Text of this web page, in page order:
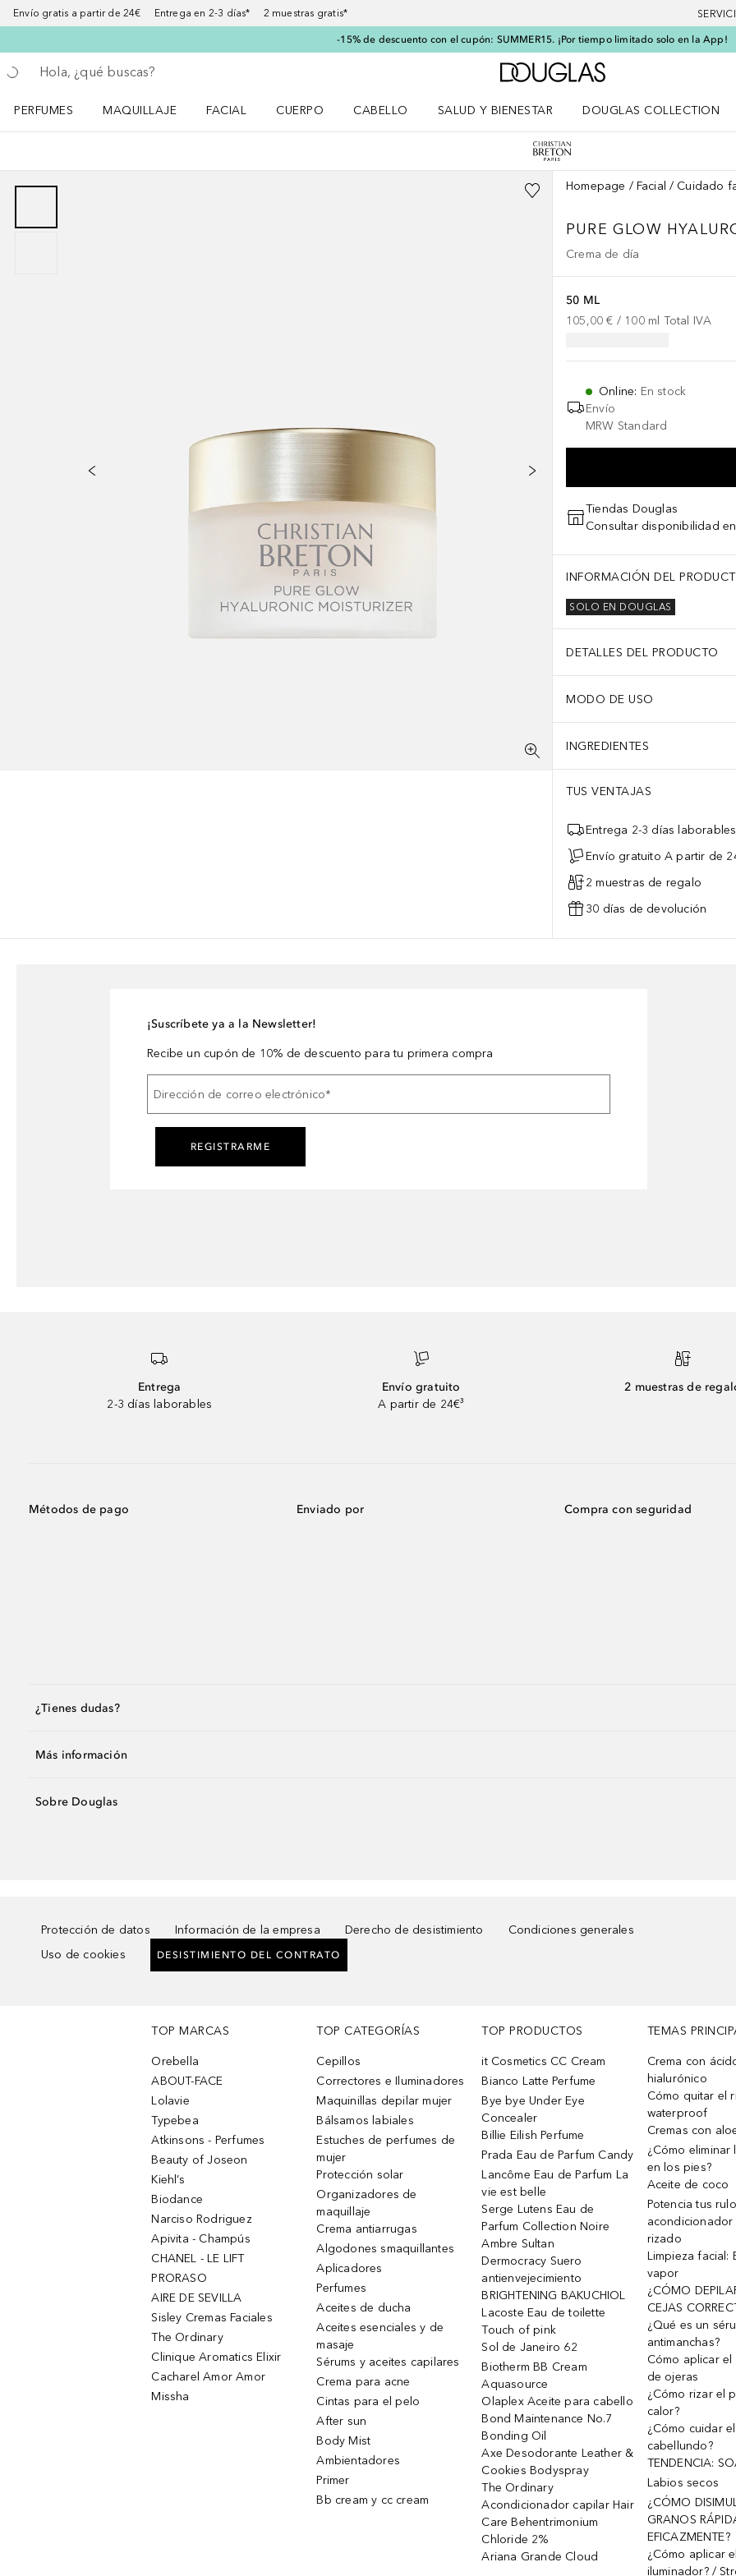
Envío gratis a partir de 24€ Entrega en 2-3 días* 2 muestras gratis*
-15% de descuento con el cupón: SUMMER15. ¡Por tiempo limitado solo en la App!
Regresar
Ejecutar búsqueda
A Douglas Home
PERFUMES
MAQUILLAJE
FACIAL
CUERPO
CABELLO
SALUD Y BIENESTAR
DOUGLAS COLLECTION
Homepage Facial Cuidado
PURE GLOW
Crema de día
50 ML
105,00 € / 100 ml Total IVA
Online: En stock
Envío
MRW Standard
Tiendas Douglas
Consultar disponibilidad
INFORMACIÓN DEL
SOLO EN DOUGLAS
DETALLES DEL PRODUCTO
MODO DE USO
INGREDIENTES
TUS VENTAJAS
Entrega 2-3 días laborables
Envío gratuito A partir de
2 muestras de regalo
30 días de devolución
¡Suscríbete ya a la Newsletter!
Recibe un cupón de 10% de descuento para tu primera compra
Dirección de correo electrónico*
REGISTRARME
Entrega
2-3 días laborables
Envío gratuito
A partir de 24€³
2 muestras de
Métodos de pago Enviado por Compra con seguridad
¿Tienes dudas?
Más información
Sobre Douglas
Protección de datos Información de la empresa Derecho de desistimiento
Condiciones generales
Uso de cookies
DESISTIMIENTO DEL CONTRATO
TOP MARCAS
Orebella
ABOUT-FACE
Lolavie
Typebea
Atkinsons - Perfumes
Beauty of Joseon
Kiehl’s
Biodance
Narciso Rodriguez
Apivita - Champús
CHANEL - LE LIFT
PRORASO
AIRE DE SEVILLA
Sisley Cremas Faciales
The Ordinary
Clinique Aromatics Elixir
Cacharel Amor Amor
Missha
TOP CATEGORÍAS
Cepillos
Correctores e Iluminadores
Maquinillas depilar mujer
Bálsamos labiales
Estuches de perfumes de
mujer
Protección solar
Organizadores de
maquillaje
Crema antiarrugas
Algodones smaquillantes
Aplicadores
Perfumes
Aceites de ducha
Aceites esenciales y de
masaje
Sérums y aceites capilares
Crema para acne
Cintas para el pelo
After sun
Body Mist
Ambientadores
Primer
Bb cream y cc cream
TOP PRODUCTOS
it Cosmetics CC Cream
Bianco Latte Perfume
Bye bye Under Eye
Concealer
Billie Eilish Perfume
Prada Eau de Parfum Candy
Lancôme Eau de Parfum La
vie est belle
Serge Lutens Eau de
Parfum Collection Noire
Ambre Sultan
Dermocracy Suero
antienvejecimiento
BRIGHTENING BAKUCHIOL
Lacoste Eau de toilette
Touch of pink
Sol de Janeiro 62
Biotherm BB Cream
Aquasource
Olaplex Aceite para cabello
Bond Maintenance No.7
Bonding Oil
Axe Desodorante Leather &
Cookies Bodyspray
The Ordinary
Acondicionador capilar Hair
Care Behentrimonium
Chloride 2%
Ariana Grande Cloud
TEMAS
Crema con
hialurónico
Cómo quitar el
waterproof
Cremas con
¿Cómo eliminar
en los pies?
Aceite de coco
Potencia tus
rizado
Limpieza facial:
vapor
¿CÓMO
CEJAS
¿Qué es un
antimanchas?
Cómo aplicar
de ojeras
¿Cómo rizar el
calor?
¿Cómo cuidar
cabellundo?
TENDENCIA:
Labios secos
¿CÓMO
GRANOS
EFICAZMENTE?
¿Cómo aplicar el
iluminador? /